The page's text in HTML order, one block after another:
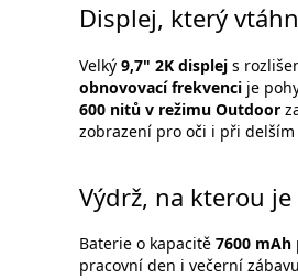
Displej, který
Velký 9,7" 2K displej s
obnovovací frekvenci je
600 nitů v režimu Outdoor
zobrazení pro oči i při
Výdrž, na kterou
Baterie o kapacitě 7600 mAh
pracovní den i večerní